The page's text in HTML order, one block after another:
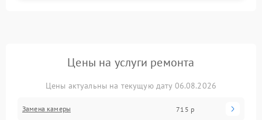
Цены на услуги ремонта
Цены актуальны на текущую дату 06.08.2026
Замена камеры 715 р